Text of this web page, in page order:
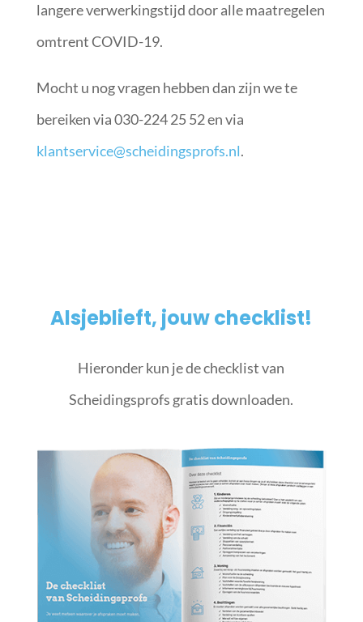
langere verwerkingstijd door alle maatregelen
omtrent COVID-19.
Mocht u nog vragen hebben dan zijn we te
bereiken via 030-224 25 52 en via
klantservice@scheidingsprofs.nl.
Alsjeblieft, jouw checklist!
Hieronder kun je de checklist van
Scheidingsprofs gratis downloaden.